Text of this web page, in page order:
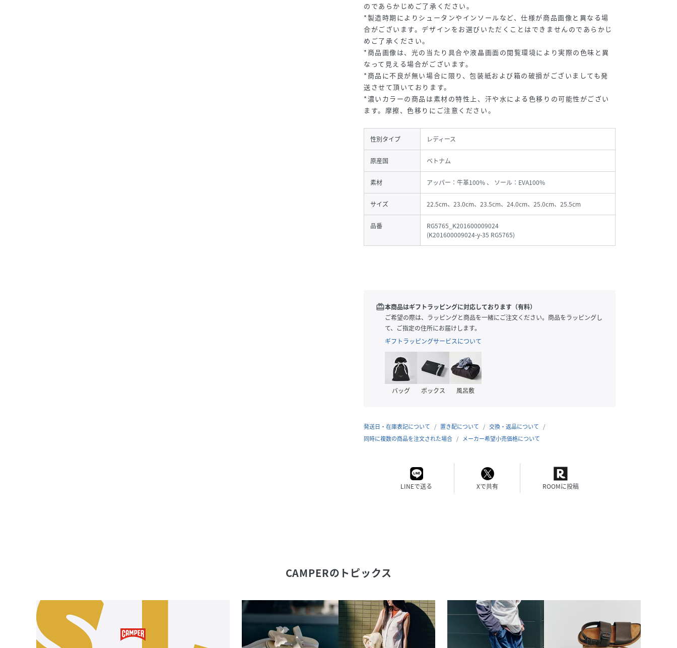
のであらかじめご了承ください。
*製造時期によりシュータンやインソールなど、仕様が商品画像と異なる場
合がございます。デザインをお選びいただくことはできませんのであらかじ
めご了承ください。
*商品画像は、光の当たり具合や液晶画面の閲覧環境により実際の色味と異
なって見える場合がございます。
*商品に不良が無い場合に限り、包装紙および箱の破損がございましても発
送させて頂いております。
*濃いカラーの商品は素材の特性上、汗や水による色移りの可能性がござい
ます。摩擦、色移りにご注意ください。
性別タイプ レディース
原産国 ベトナム
素材 アッパー：牛革100% 、 ソール：EVA100%
サイズ 22.5cm、23.0cm、23.5cm、24.0cm、25.0cm、25.5cm
品番
RG5765_K201600009024
(K201600009024-y-35 RG5765)
redeem本商品はギフトラッピングに対応しております（有料）
ご希望の際は、ラッピングと商品を一緒にご注文ください。商品をラッピングし
て、ご指定の住所にお届けします。
ギフトラッピングサービスについて
バッグ ボックス 風呂敷
発送日・在庫表記について 置き配について
交換・返品について
同時に複数の商品を注文された場合
メーカー希望小売価格について
LINEで送る Xで共有 ROOMに投稿
CAMPERのトピックス